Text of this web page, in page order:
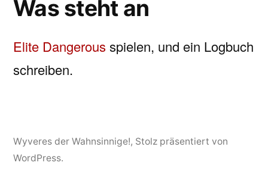
Was steht an
Elite Dangerous spielen, und ein Logbuch
schreiben.
Wyveres der Wahnsinnige!, Stolz präsentiert von
WordPress.